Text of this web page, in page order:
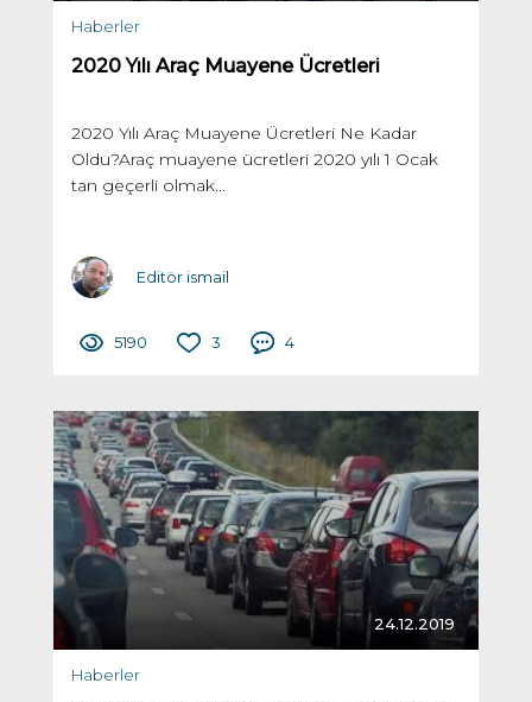
Haberler
2020 Yılı Araç Muayene Ücretleri
2020 Yılı Araç Muayene Ücretleri Ne Kadar
Oldu?Araç muayene ücretleri 2020 yılı 1 Ocak
tan geçerli olmak...
Editör ismail
5190 3 4
24.12.2019
Haberler